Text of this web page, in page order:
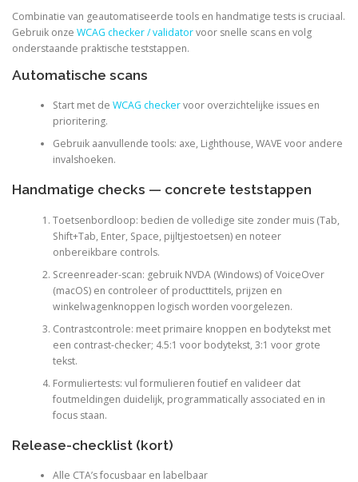
Combinatie van geautomatiseerde tools en handmatige tests is cruciaal.
Gebruik onze WCAG checker / validatorvoor snelle scans en volg
onderstaande praktische teststappen.
Automatische scans
Start met de WCAG checkervoor overzichtelijke issues en
prioritering.
Gebruik aanvullende tools: axe, Lighthouse, WAVE voor andere
invalshoeken.
Handmatige checks — concrete teststappen
Toetsenbordloop: bedien de volledige site zonder muis (Tab,
Shift+Tab, Enter, Space, pijltjestoetsen) en noteer
onbereikbare controls.
Screenreader-scan: gebruik NVDA (Windows) of VoiceOver
(macOS) en controleer of producttitels, prijzen en
winkelwagenknoppen logisch worden voorgelezen.
Contrastcontrole: meet primaire knoppen en bodytekst met
een contrast-checker; 4.5:1 voor bodytekst, 3:1 voor grote
tekst.
Formuliertests: vul formulieren foutief en valideer dat
foutmeldingen duidelijk, programmatically associated en in
focus staan.
Release-checklist (kort)
Alle CTA’s focusbaar en labelbaar